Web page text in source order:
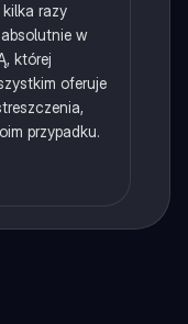
razy
w
której
oferuje
przypadku.